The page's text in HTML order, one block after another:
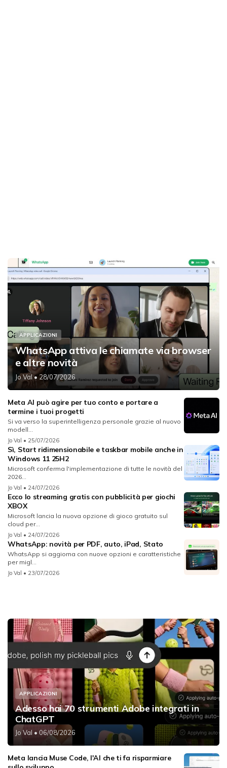
APPLICAZIONI
WhatsApp attiva le chiamate via browser
e altre novità
Jo Val• 28/07/2026
Meta AI può agire per tuo conto e portare a
termine i tuoi progetti
Si va verso la superintelligenza personale grazie al nuovo
modell...
Jo Val • 25/07/2026
Sì, Start ridimensionabile e taskbar mobile anche in
Windows 11 25H2
Microsoft conferma l'implementazione di tutte le novità del
2026...
Jo Val • 24/07/2026
Ecco lo streaming gratis con pubblicità per giochi
XBOX
Microsoft lancia la nuova opzione di gioco gratuito sul
cloud per...
Jo Val • 24/07/2026
WhatsApp: novità per PDF, auto, iPad, Stato
WhatsApp si aggiorna con nuove opzioni e caratteristiche
per migl...
Jo Val • 23/07/2026
APPLICAZIONI
Adesso hai 70 strumenti Adobe integrati in
ChatGPT
Jo Val • 06/08/2026
Meta lancia Muse Code, l'AI che ti fa risparmiare